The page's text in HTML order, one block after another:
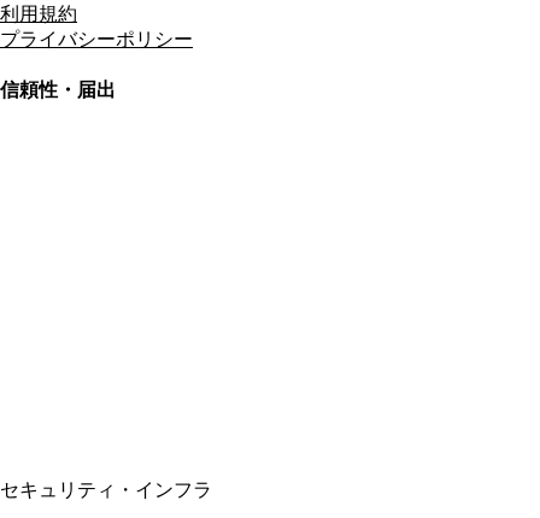
利用規約
プライバシーポリシー
信頼性・届出
セキュリティ・インフラ